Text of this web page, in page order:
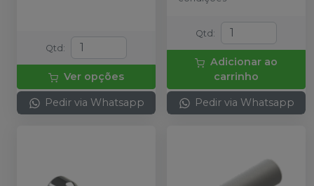
Qtd :
Ver opções
Pedir via Whatsapp
Qtd :
Adicionar ao
carrinho
Pedir via Whatsapp